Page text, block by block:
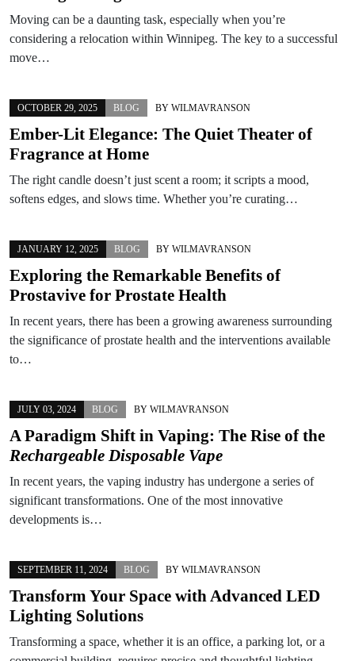
Moving can be a daunting task, especially when you’re
considering a relocation within Winnipeg. The key to a successful
move…
OCTOBER 29, 2025 BLOG BY WILMAVRANSON
Ember-Lit Elegance: The Quiet Theater of
Fragrance at Home
The right candle doesn’t just scent a room; it scripts a mood,
softens edges, and slows time. Whether you’re curating…
JANUARY 12, 2025 BLOG BY WILMAVRANSON
Exploring the Remarkable Benefits of
Prostavive for Prostate Health
In recent years, there has been a growing awareness surrounding
the significance of prostate health and the interventions available
to…
JULY 03, 2024 BLOG BY WILMAVRANSON
A Paradigm Shift in Vaping: The Rise of the
Rechargeable Disposable Vape
In recent years, the vaping industry has undergone a series of
significant transformations. One of the most innovative
developments is…
SEPTEMBER 11, 2024 BLOG BY WILMAVRANSON
Transform Your Space with Advanced LED
Lighting Solutions
Transforming a space, whether it is an office, a parking lot, or a